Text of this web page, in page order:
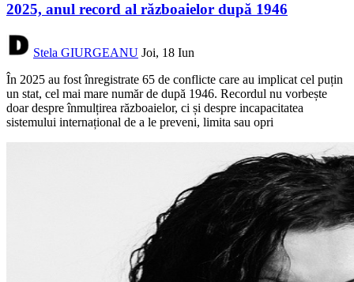
2025, anul record al războaielor după 1946
Stela GIURGEANU Joi, 18 Iun
În 2025 au fost înregistrate 65 de conflicte care au implicat cel puțin
un stat, cel mai mare număr de după 1946. Recordul nu vorbește
doar despre înmulțirea războaielor, ci și despre incapacitatea
sistemului internațional de a le preveni, limita sau opri